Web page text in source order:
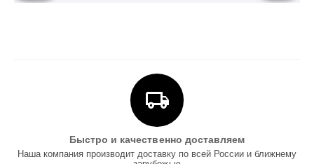
Быстро и качественно доставляем
Наша компания производит доставку по всей России и ближнему